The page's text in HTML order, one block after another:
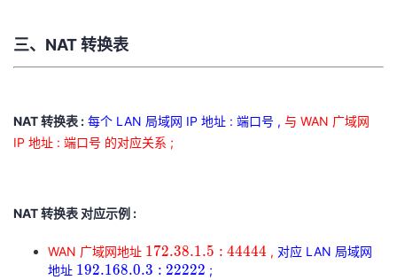
三、NAT 转换表
NAT 转换表 : 每个 LAN 局域网 IP 地址 : 端口号 , 与 WAN 广域网
IP 地址 : 端口号 的对应关系 ;
NAT 转换表 对应示例 :
WAN 广域网地址 172.38.1.5
:
172.38.1.5 : 44444 , 对应 LAN 局域网
地址 192.168.0.3
192.168.0.3 : 22222 ;